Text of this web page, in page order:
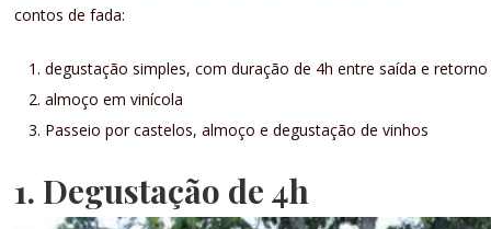
contos de fada:
degustação simples, com duração de 4h entre saída e retorno
almoço em vinícola
Passeio por castelos, almoço e degustação de vinhos
1. Degustação de 4h